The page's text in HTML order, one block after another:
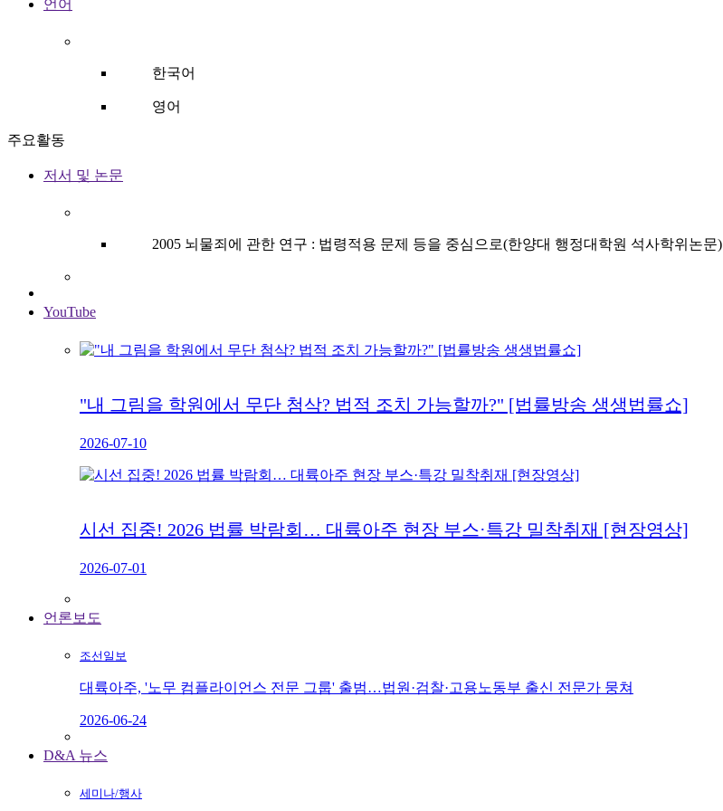
언어
한국어
영어
주요활동
저서 및 논문
2005 뇌물죄에 관한 연구 : 법령적용 문제 등을 중심으로(한양대 행정대학원 석사학위논문)
YouTube
"내 그림을 학원에서 무단 첨삭? 법적 조치 가능할까?" [법률방송 생생법률쇼]
2026-07-10
시선 집중! 2026 법률 박람회… 대륙아주 현장 부스·특강 밀착취재 [현장영상]
2026-07-01
언론보도
조선일보
대륙아주, '노무 컴플라이언스 전문 그룹' 출범…법원·검찰·고용노동부 출신 전문가 뭉쳐
2026-06-24
D&A 뉴스
세미나/행사